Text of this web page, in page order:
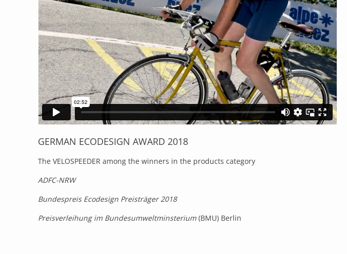
GERMAN ECODESIGN AWARD 2018
The VELOSPEEDER among the winners in the products category
ADFC-NRW
Bundespreis Ecodesign Preisträger 2018
Preisverleihung im Bundesumweltminsterium(BMU) Berlin